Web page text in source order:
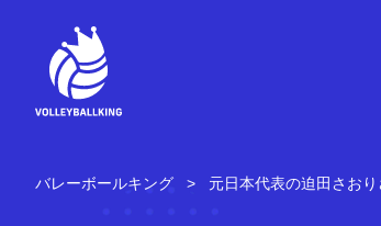
バレーボールキング 元日本代表の迫田さお